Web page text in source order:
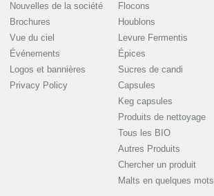
Nouvelles de la société
Brochures
Vue du ciel
Événements
Logos et bannières
Privacy Policy
Flocons
Houblons
Levure Fermentis
Épices
Sucres de candi
Capsules
Keg capsules
Produits de nettoyage
Tous les BIO
Autres Produits
Chercher un produit
Malts en quelques mots